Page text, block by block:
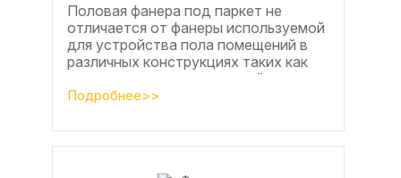
Половая фанера под паркет не
отличается от фанеры используемой
для устройства пола помещений в
различных конструкциях таких как
ламинат из ламинированной
паркетной доски, а так же...
Подробнее>>